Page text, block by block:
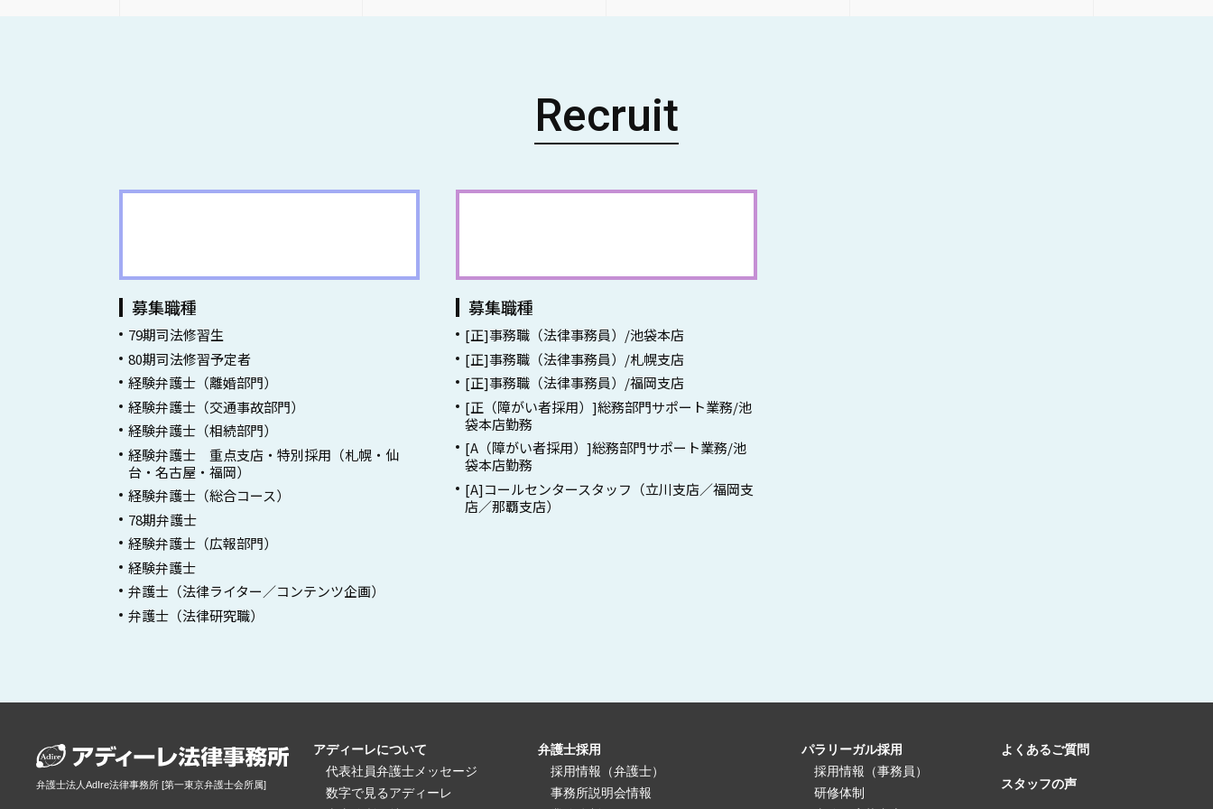
Recruit
募集職種
79期司法修習生
80期司法修習予定者
経験弁護士（離婚部門）
経験弁護士（交通事故部門）
経験弁護士（相続部門）
経験弁護士 重点支店・特別採用（札幌・仙
台・名古屋・福岡）
経験弁護士（総合コース）
78期弁護士
経験弁護士（広報部門）
経験弁護士
弁護士（法律ライター／コンテンツ企画）
弁護士（法律研究職）
募集職種
[正]事務職（法律事務員）/池袋本店
[正]事務職（法律事務員）/札幌支店
[正]事務職（法律事務員）/福岡支店
[正（障がい者採用）]総務部門サポート業務/池
袋本店勤務
[A（障がい者採用）]総務部門サポート業務/池
袋本店勤務
[A]コールセンタースタッフ（立川支店／福岡支
店／那覇支店）
弁護士法人AdIre法律事務所 [第一東京弁護士会所属]
アディーレについて
代表社員弁護士メッセージ
数字で見るアディーレ
弁護士採用
採用情報（弁護士）
事務所説明会情報
パラリーガル採用
採用情報（事務員）
研修体制
よくあるご質問
スタッフの声